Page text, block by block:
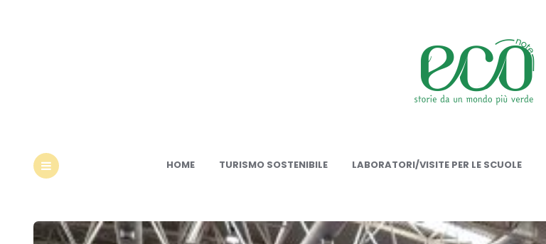
HOME TURISMO SOSTENIBILE LABORATORI/VISITE PER LE SCUOLE